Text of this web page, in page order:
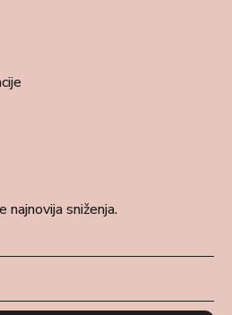
najnovija sniženja.